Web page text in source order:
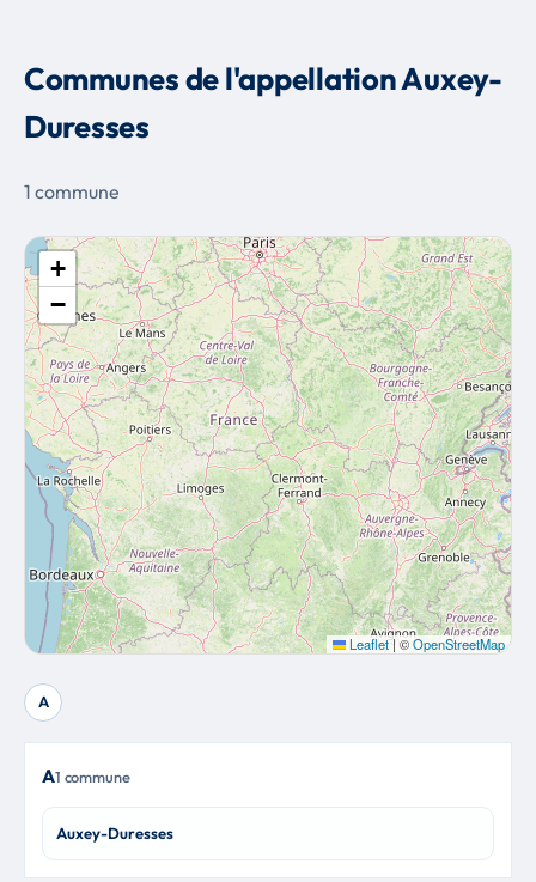
Communes de l'appellation Auxey-
Duresses
1 commune
+
−
Leaflet| ©OpenStreetMap
A
A1 commune
Auxey-Duresses